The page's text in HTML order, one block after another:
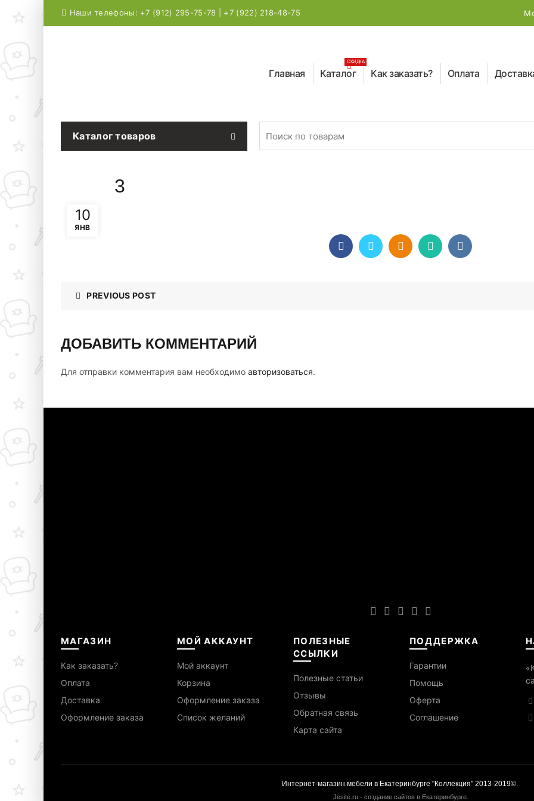
Наши телефоны: +7 (912) 295-75-78 | +7 (922) 218-48-75
Главная Каталог
СКИДКА
Как заказать? Оплата
Каталог товаров
10
ЯНВ
3
PREVIOUS POST
ДОБАВИТЬ КОММЕНТАРИЙ
Для отправки комментария вам необходимо авторизоваться.
МАГАЗИН
Как заказать?
Оплата
Доставка
Оформление заказа
МОЙ АККАУНТ
Мой аккаунт
Корзина
Оформление заказа
Список желаний
ПОЛЕЗНЫЕ
ССЫЛКИ
Полезные статьи
Отзывы
Обратная связь
Карта сайта
ПОДДЕРЖКА
Гарантии
Помощь
Оферта
Cоглашение
Интернет-магазин мебели в Екатеринбурге "Коллекция" 2013-2019©.
Jesite.ru - создание сайтов в Екатеринбурге.